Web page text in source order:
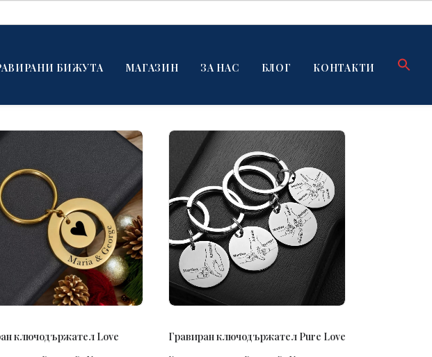
БИЖУТА МАГАЗИН ЗА НАС БЛОГ КОНТАКТИ
ПОРЪЧАЙ
ключодържател Love ПОРЪЧАЙ
Гравиран ключодържател Pure Love